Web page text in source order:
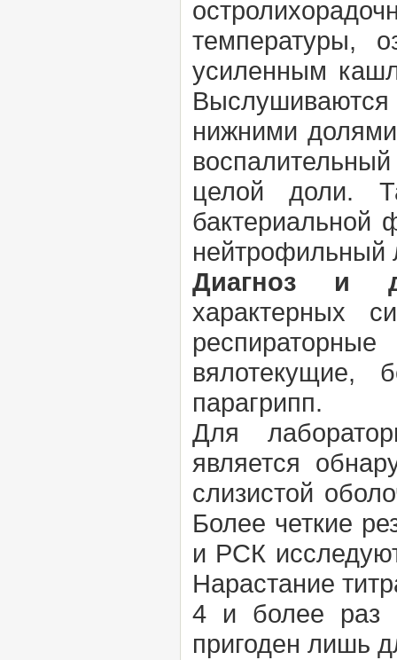
температуры,
усиленным
нижними долями
целой доли.
нейтрофильный
Диагноз и
характерных
вялотекущие,
парагрипп.
Для
является
слизистой
Более четкие
и РСК
Нарастание
4 и более раз
пригоден лишь